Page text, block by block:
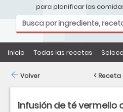
para planificar las
Inicio Todas las recetas
Infusión de té vermello
Volver